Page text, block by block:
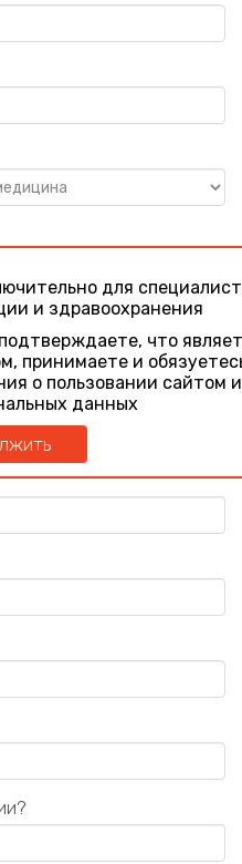
для
и здравоохранения
что
принимаете и
о пользовании сайтом и
данных